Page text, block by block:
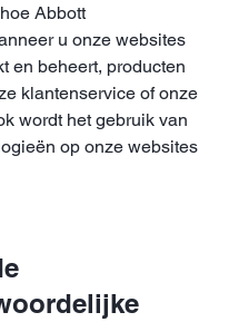
Abbott
u onze websites
en beheert, producten
klantenservice of onze
wordt het gebruik van
op onze websites